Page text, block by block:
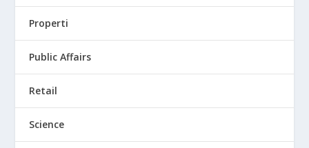
Properti
Public Affairs
Retail
Science